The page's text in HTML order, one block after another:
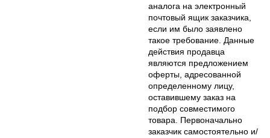
аналога на электронный
почтовый ящик заказчика,
если им было заявлено
такое требование. Данные
действия продавца
являются предложением
оферты, адресованной
определенному лицу,
оставившему заказ на
подбор совместимого
товара. Первоначально
заказчик самостоятельно и/